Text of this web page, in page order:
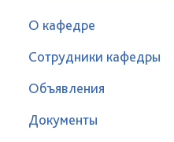
О кафедре
Сотрудники кафедры
Объявления
Документы